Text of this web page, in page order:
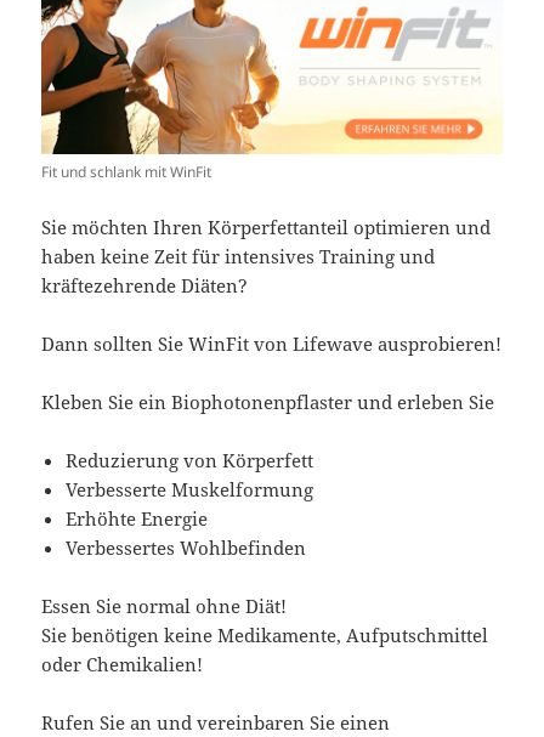
Fit und schlank mit WinFit
Sie möchten Ihren Körperfettanteil optimieren und
haben keine Zeit für intensives Training und
kräftezehrende Diäten?
Dann sollten Sie WinFit von Lifewave ausprobieren!
Kleben Sie ein Biophotonenpflaster und erleben Sie
Reduzierung von Körperfett
Verbesserte Muskelformung
Erhöhte Energie
Verbessertes Wohlbefinden
Essen Sie normal ohne Diät!
Sie benötigen keine Medikamente, Aufputschmittel
oder Chemikalien!
Rufen Sie an und vereinbaren Sie einen